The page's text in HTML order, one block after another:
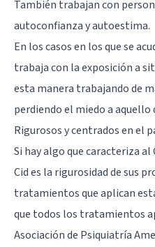
También trabajan con
autoconfianza y autoestima.
En los casos en los que se
trabaja con la exposición a
esta manera trabajando de
perdiendo el miedo a aquello
Rigurosos y centrados en el
Si hay algo que caracteriza al
Cides la rigurosidad de sus
tratamientos que aplican
que todos los tratamientos
Asociación de Psiquiatría